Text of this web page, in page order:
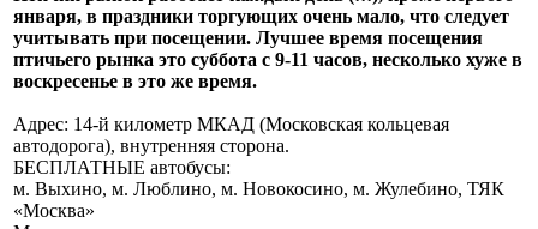
января, в праздники торгующих очень мало, что следует
учитывать при посещении. Лучшее время посещения
птичьего рынка это суббота с 9-11 часов, несколько хуже в
воскресенье в это же время.
Адрес: 14-й километр МКАД (Московская кольцевая
автодорога), внутренняя сторона.
БЕСПЛАТНЫЕ автобусы:
м. Выхино, м. Люблино, м. Новокосино, м. Жулебино, ТЯК
«Москва»